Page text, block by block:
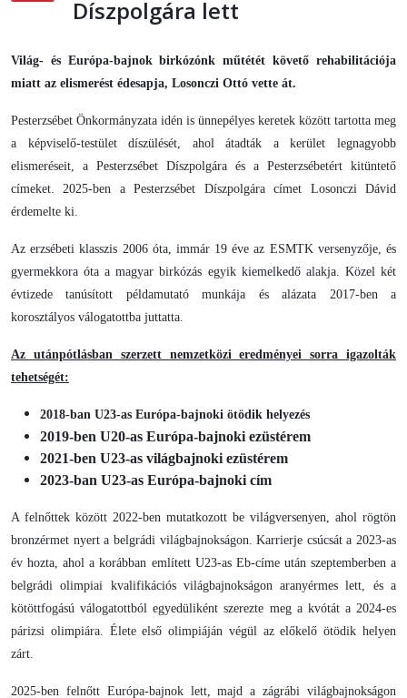
Díszpolgára lett
Világ- és Európa-bajnok birkózónk műtétét követő rehabilitációja
miatt az elismerést édesapja, Losonczi Ottó vette át.
Pesterzsébet Önkormányzata idén is ünnepélyes keretek között tartotta meg
a képviselő-testület díszülését, ahol átadták a kerület legnagyobb
elismeréseit, a Pesterzsébet Díszpolgára és a Pesterzsébetért kitüntető
címeket. 2025-ben a Pesterzsébet Díszpolgára címet Losonczi Dávid
érdemelte ki.
Az erzsébeti klasszis 2006 óta, immár 19 éve az ESMTK versenyzője, és
gyermekkora óta a magyar birkózás egyik kiemelkedő alakja. Közel két
évtizede tanúsított példamutató munkája és alázata 2017-ben a
korosztályos válogatottba juttatta.
Az utánpótlásban szerzett nemzetközi eredményei sorra igazolták
tehetségét:
2018-ban U23-as Európa-bajnoki ötödik helyezés
2019-ben U20-as Európa-bajnoki ezüstérem
2021-ben U23-as világbajnoki ezüstérem
2023-ban U23-as Európa-bajnoki cím
A felnőttek között 2022-ben mutatkozott be világversenyen, ahol rögtön
bronzérmet nyert a belgrádi világbajnokságon. Karrierje csúcsát a 2023-as
év hozta, ahol a korábban említett U23-as Eb-címe után szeptemberben a
belgrádi olimpiai kvalifikációs világbajnokságon aranyérmes lett, és a
kötöttfogású válogatottból egyedüliként szerezte meg a kvótát a 2024-es
párizsi olimpiára. Élete első olimpiáján végül az előkelő ötödik helyen
zárt.
2025-ben felnőtt Európa-bajnok lett, majd a zágrábi világbajnokságon